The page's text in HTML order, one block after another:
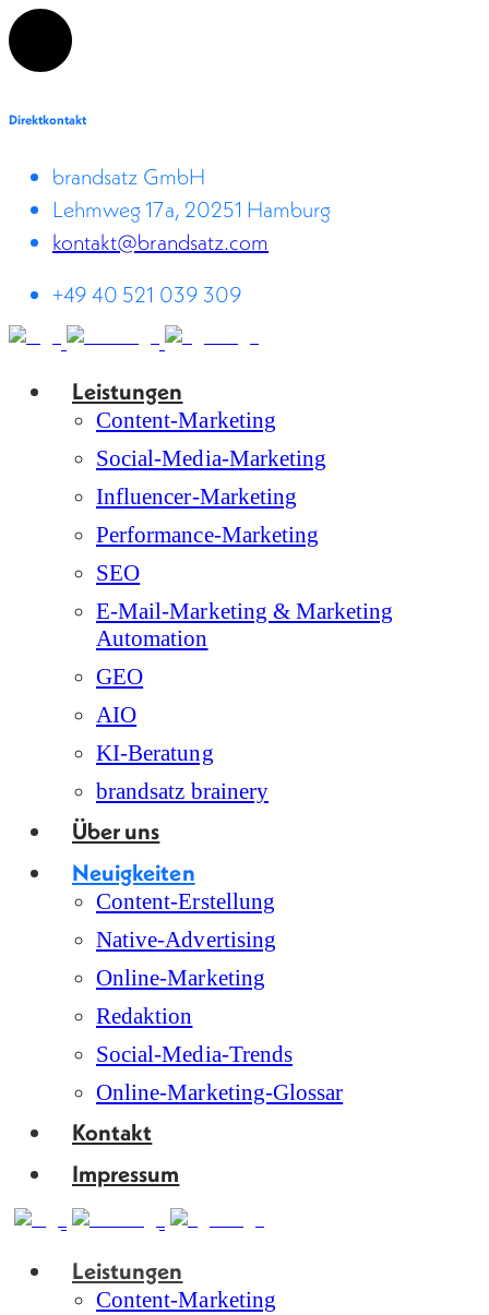
Direktkontakt
brandsatz GmbH
Lehmweg 17a, 20251 Hamburg
kontakt@brandsatz.com
+49 40 521 039 309
Leistungen
Content-Marketing
Social-Media-Marketing
Influencer-Marketing
Performance-Marketing
SEO
E-Mail-Marketing & Marketing
Automation
GEO
AIO
KI-Beratung
brandsatz brainery
Über uns
Neuigkeiten
Content-Erstellung
Native-Advertising
Online-Marketing
Redaktion
Social-Media-Trends
Online-Marketing-Glossar
Kontakt
Impressum
Leistungen
Content-Marketing